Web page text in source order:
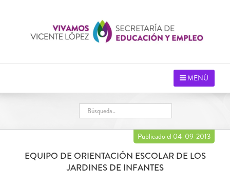
MENÚ
Publicado el 04-09-2013
EQUIPO DE ORIENTACIÓN ESCOLAR DE LOS
JARDINES DE INFANTES